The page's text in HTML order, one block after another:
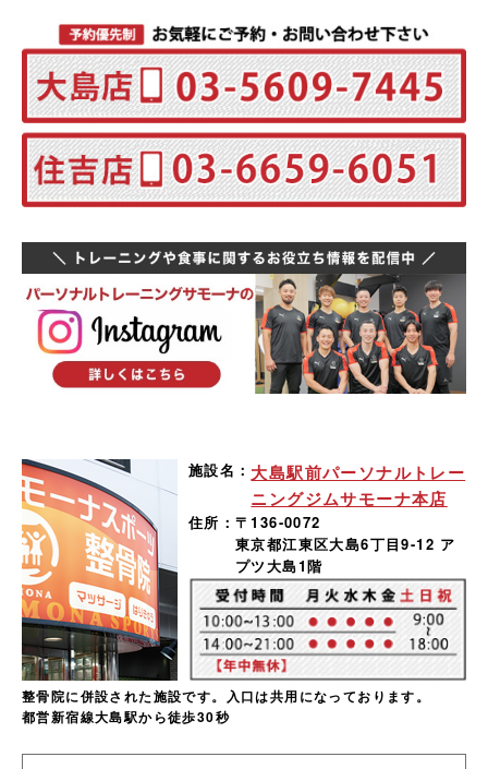
施設名： 大島駅前パーソナルトレー
ニングジムサモーナ本店
住所： 〒136-0072
東京都江東区大島6丁目9-12 ア
プツ大島1階
整骨院に併設された施設です。入口は共用になっております。
都営新宿線大島駅から徒歩30秒